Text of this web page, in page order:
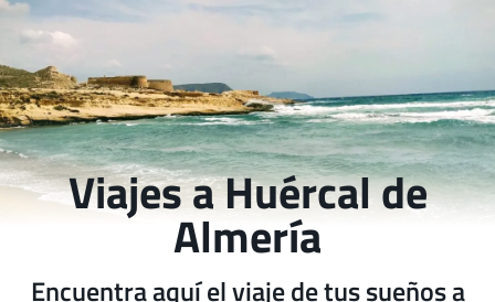
Viajes a Huércal de
Almería
Encuentra aquí el viaje de tus sueños a